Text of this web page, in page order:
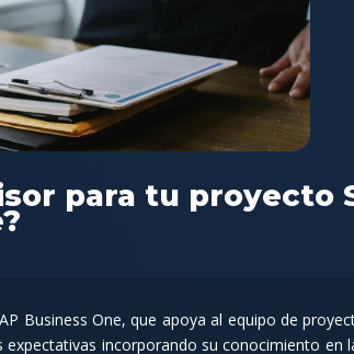
para tu proyecto
Business One, que apoya al equipo de
incorporando su conocimiento en